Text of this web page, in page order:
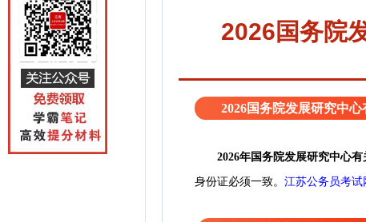
2026国务院
2026国务院发展研究中
2026年国务院发展研究中心
身份证必须一致。 江苏公务员考试